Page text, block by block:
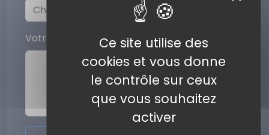
Ce site utilise des
cookies et vous donne
le contrôle sur ceux
que vous souhaitez
activer
Votre commentaire